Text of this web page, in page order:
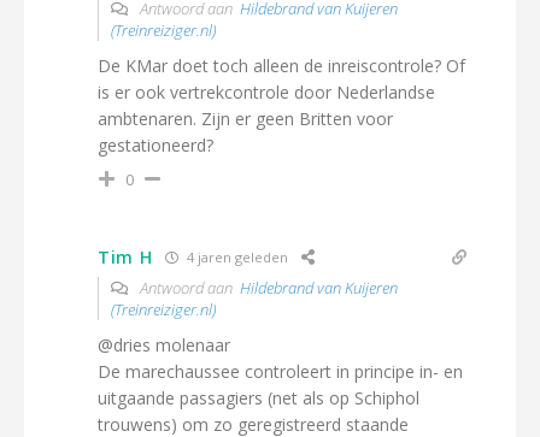
Antwoord aan Hildebrand van Kuijeren
(Treinreiziger.nl)
De KMar doet toch alleen de inreiscontrole? Of
is er ook vertrekcontrole door Nederlandse
ambtenaren. Zijn er geen Britten voor
gestationeerd?
0
Tim H 4 jaren geleden
Antwoord aan Hildebrand van Kuijeren
(Treinreiziger.nl)
@dries molenaar
De marechaussee controleert in principe in- en
uitgaande passagiers (net als op Schiphol
trouwens) om zo geregistreerd staande